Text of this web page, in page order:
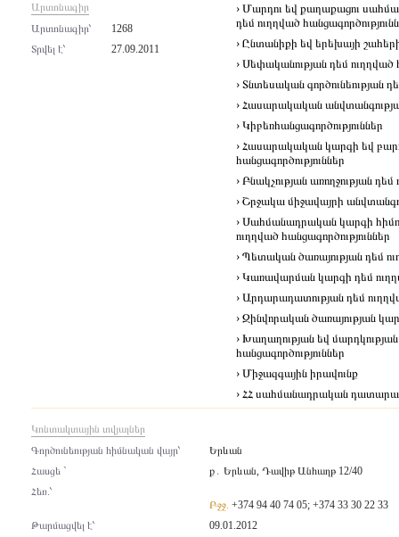
Արտոնագիր
Արտոնագիր՝
1268
Տրվել է՝
27.09.2011
› Մարդու եվ քաղաքացու
դեմ ուղղված
› Ընտանիքի եվ երեխայի
› Սեփականության դեմ ուղղված
› Տնտեսական գործունեության
› Հասարակական
› Կիբեռհանցագործություններ
› Հասարակական կարգի եվ
հանցագործություններ
› Բնակչության առողջության
› Շրջակա միջավայրի
› Սահմանադրական կարգի
ուղղված հանցագործություններ
› Պետական ծառայության դեմ
› Կառավարման կարգի դեմ
› Արդարադատության դեմ
› Զինվորական ծառայության
› Խաղաղության եվ
հանցագործություններ
› Միջազգային իրավունք
› ՀՀ սահմանադրական
Կոնտակտային տվյալներ
Գործունեության հիմնական վայր՝
Երևան
Հասցե `
ք․ Երևան, Դավիթ Անհաղթ 12/40
Հեռ.՝
Բջջ. +374 94 40 74 05; +374 33 30 22 33
Թարմացվել է՝
09.01.2012